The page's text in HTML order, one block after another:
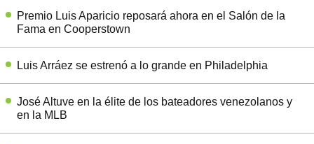
Premio Luis Aparicio reposará ahora en el Salón de la
Fama en Cooperstown
Luis Arráez se estrenó a lo grande en Philadelphia
José Altuve en la élite de los bateadores venezolanos y
en la MLB